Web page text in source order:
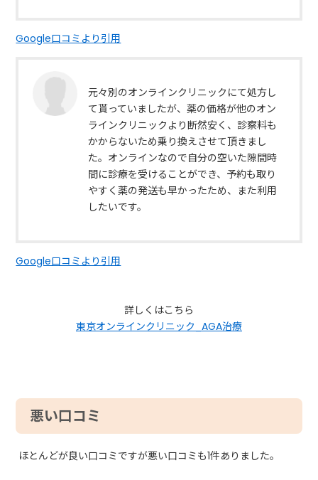
Google口コミより引用
元々別のオンラインクリニックにて処方し
て貰っていましたが、薬の価格が他のオン
ラインクリニックより断然安く、診察料も
かからないため乗り換えさせて頂きまし
た。オンラインなので自分の空いた隙間時
間に診療を受けることができ、予約も取り
やすく薬の発送も早かったため、また利用
したいです。
Google口コミより引用
詳しくはこちら
東京オンラインクリニック_AGA治療
悪い口コミ
ほとんどが良い口コミですが悪い口コミも1件ありました。